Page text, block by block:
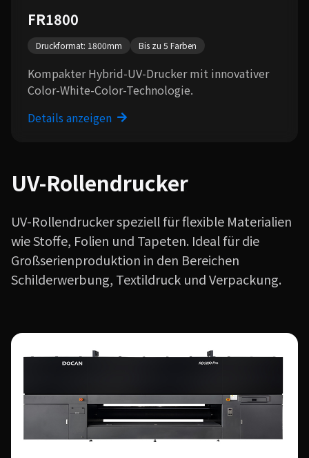
FR1800
Druckformat: 1800mm Bis zu 5 Farben
Kompakter Hybrid-UV-Drucker mit innovativer
Color-White-Color-Technologie.
Details anzeigen
UV-Rollendrucker
UV-Rollendrucker speziell für flexible Materialien
wie Stoffe, Folien und Tapeten. Ideal für die
Großserienproduktion in den Bereichen
Schilderwerbung, Textildruck und Verpackung.